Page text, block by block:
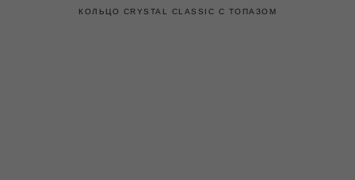
КОЛЬЦО CRYSTAL CLASSIC С ТОПАЗОМ